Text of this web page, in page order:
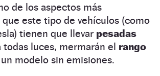
de los aspectos más
que este tipo de vehículos (como
tienen que llevar pesadas
todas luces, mermarán el rango
modelo sin emisiones.